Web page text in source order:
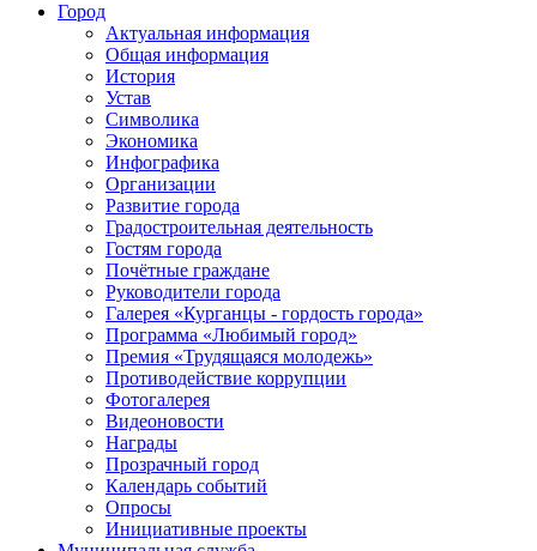
Город
Актуальная информация
Общая информация
История
Устав
Символика
Экономика
Инфографика
Организации
Развитие города
Градостроительная деятельность
Гостям города
Почётные граждане
Руководители города
Галерея «Курганцы - гордость города»
Программа «Любимый город»
Премия «Трудящаяся молодежь»
Противодействие коррупции
Фотогалерея
Видеоновости
Награды
Прозрачный город
Календарь событий
Опросы
Инициативные проекты